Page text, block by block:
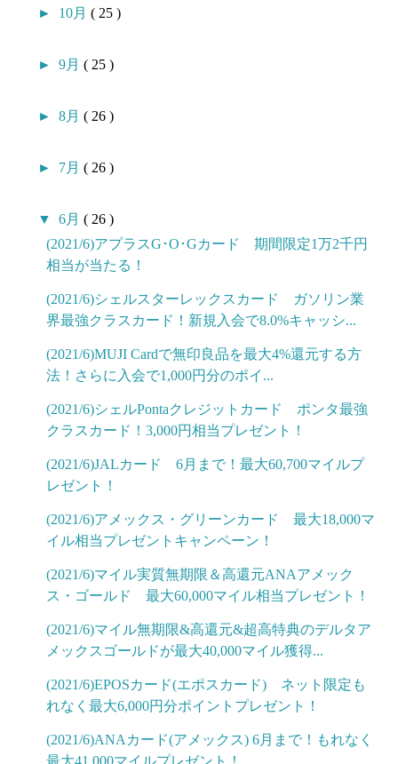
► 10月( 25 )
►9月( 25 )
►8月( 26 )
► 7月( 26 )
▼6月( 26 )
(2021/6)アプラスG･O･Gカード 期間限定1万2千円
相当が当たる！
(2021/6)シェルスターレックスカード ガソリン業
界最強クラスカード！新規入会で8.0%キャッシ...
(2021/6)MUJI Cardで無印良品を最大4%還元する方
法！さらに入会で1,000円分のポイ...
(2021/6)シェルPontaクレジットカード ポンタ最強
クラスカード！3,000円相当プレゼント！
(2021/6)JALカード 6月まで！最大60,700マイルプ
レゼント！
(2021/6)アメックス・グリーンカード 最大18,000マ
イル相当プレゼントキャンペーン！
(2021/6)マイル実質無期限＆高還元ANAアメック
ス・ゴールド 最大60,000マイル相当プレゼント！
(2021/6)マイル無期限&高還元&超高特典のデルタア
メックスゴールドが最大40,000マイル獲得...
(2021/6)EPOSカード(エポスカード) ネット限定も
れなく最大6,000円分ポイントプレゼント！
(2021/6)ANAカード(アメックス) 6月まで！もれなく
最大41,000マイルプレゼント！